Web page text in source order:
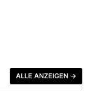
ALLE ANZEIGEN →